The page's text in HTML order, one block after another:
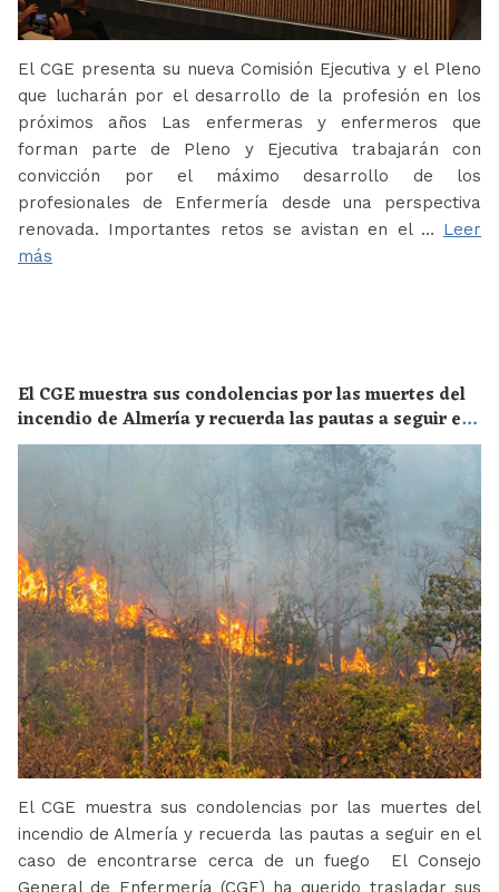
El CGE presenta su nueva Comisión Ejecutiva y el Pleno
que lucharán por el desarrollo de la profesión en los
próximos años Las enfermeras y enfermeros que
forman parte de Pleno y Ejecutiva trabajarán con
convicción por el máximo desarrollo de los
profesionales de Enfermería desde una perspectiva
renovada. Importantes retos se avistan en el … Leer
más
El CGE muestra sus condolencias por las muertes del
incendio de Almería y recuerda las pautas a seguir en
el caso de encontrarse cerca de un fuego
El CGE muestra sus condolencias por las muertes del
incendio de Almería y recuerda las pautas a seguir en el
caso de encontrarse cerca de un fuego El Consejo
General de Enfermería (CGE) ha querido trasladar sus